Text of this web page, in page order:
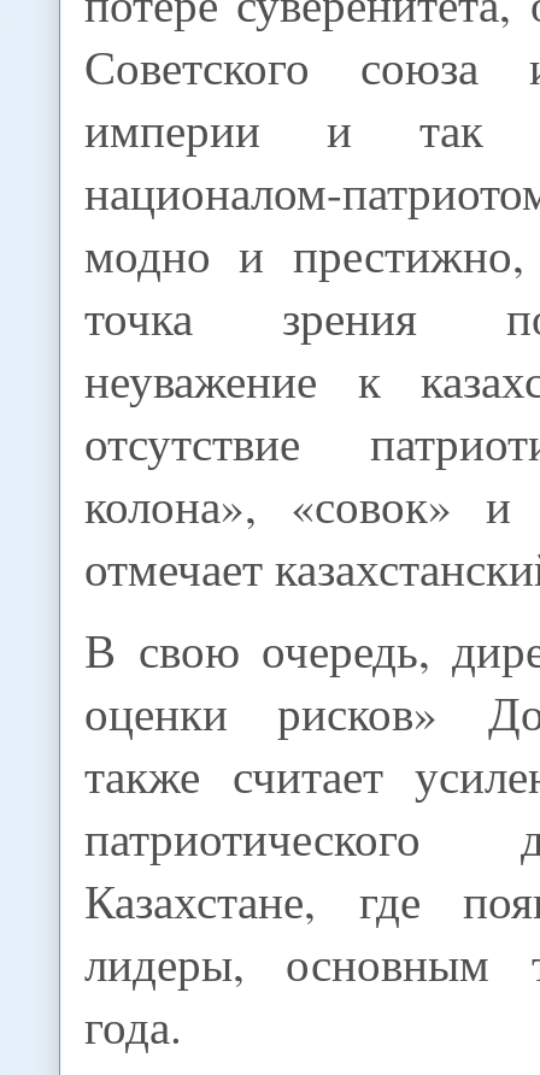
Советского союза
империи и так
националом-
модно и престижно,
точка зрения
неуважение к
отсутствие
колона», «совок»
отмечает
В свою очередь,
оценки рисков»
также считает
Казахстане, где
лидеры, основным
года.